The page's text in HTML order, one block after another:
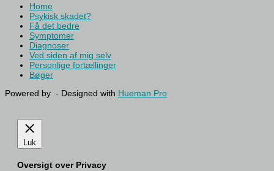
Home
Psykisk skadet?
Få det bedre
Symptomer
Diagnoser
Ved siden af mig selv
Personlige fortællinger
Bøger
Powered by - Designed with Hueman Pro
Luk
Oversigt over Privacy